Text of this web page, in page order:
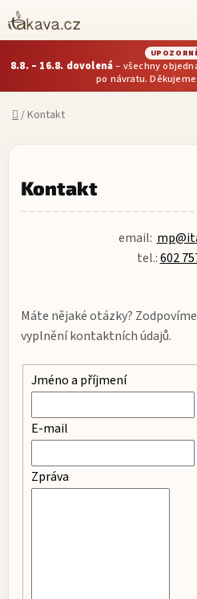
Přejít
na
obsah
8.8. – 16.8. dovolená– všechny
po návratu.
Domů
/Kontakt
Kontakt
email:
tel.:602
Máte nějaké otázky?
vyplnění kontaktních údajů.
Jméno a příjmení
E-mail
Zpráva